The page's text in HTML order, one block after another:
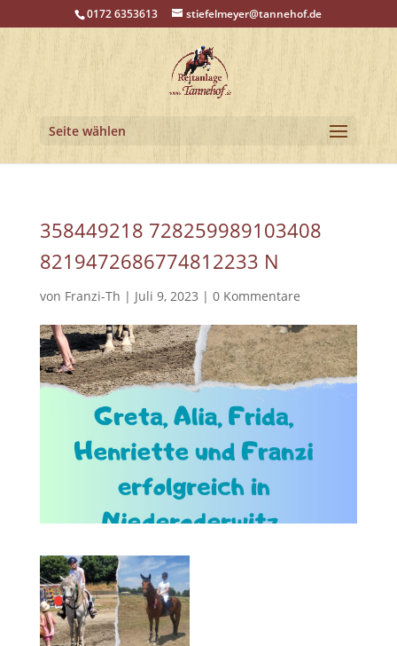
0172 6353613 stiefelmeyer@tannehof.de
Seite wählen
358449218 728259989103408
8219472686774812233 N
von Franzi-Th | Juli 9, 2023 | 0 Kommentare